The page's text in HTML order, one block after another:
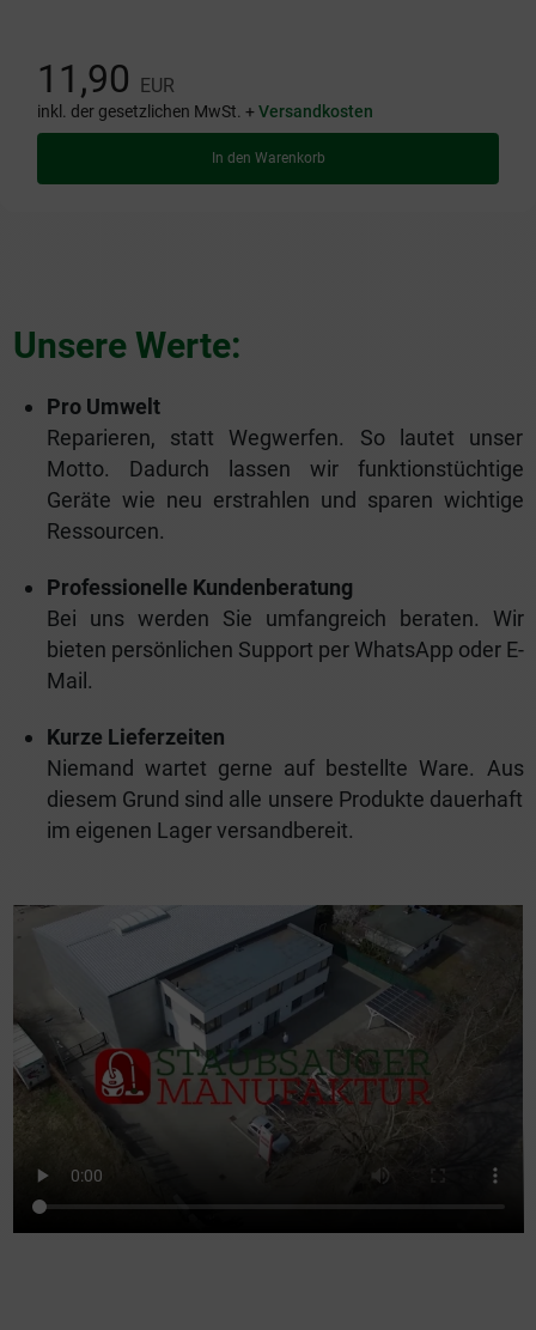
11,90 EUR
inkl. der gesetzlichen MwSt. +Versandkosten
In den Warenkorb
Unsere Werte:
Pro Umwelt
Reparieren, statt Wegwerfen. So lautet unser
Motto. Dadurch lassen wir funktionstüchtige
Geräte wie neu erstrahlen und sparen wichtige
Ressourcen.
Professionelle Kundenberatung
Bei uns werden Sie umfangreich beraten. Wir
bieten persönlichen Support per WhatsApp oder E-
Mail.
Kurze Lieferzeiten
Niemand wartet gerne auf bestellte Ware. Aus
diesem Grund sind alle unsere Produkte dauerhaft
im eigenen Lager versandbereit.